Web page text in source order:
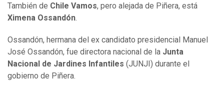
También de Chile Vamos, pero alejada de Piñera, está
Ximena Ossandón.
Ossandón, hermana del ex candidato presidencial Manuel
José Ossandón, fue directora nacional de la Junta
Nacional de Jardines Infantiles (JUNJI) durante el
gobierno de Piñera.